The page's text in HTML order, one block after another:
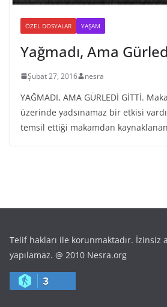
ÖZEL DOSYALAR YAŞAM
Yağmadı, Ama
Şubat 27, 2016 nesra
YAĞMADI, AMA GÜRLEDİ GİTTİ.
üzerinde yadsınamaz bir etkisi
temsil ettiği makamdan
Telif hakları ile korunmaktadır. İzinsiz
yapılamaz. @ 2010 Nesra.org
3